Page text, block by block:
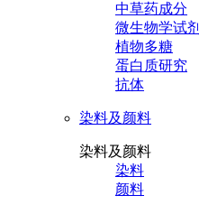
中草药成分
微生物学试剂
植物多糖
蛋白质研究
抗体
染料及颜料
染料及颜料
染料
颜料